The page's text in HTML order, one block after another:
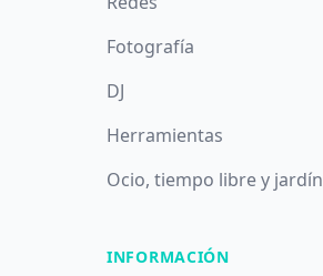
Fotografía
DJ
Herramientas
Ocio, tiempo libre y jardín
INFORMACIÓN